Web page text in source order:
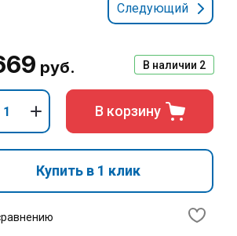
Следующий
В наличии 2
руб.
В корзину
Купить в 1 клик